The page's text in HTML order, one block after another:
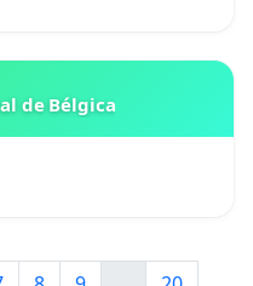
de Bélgica